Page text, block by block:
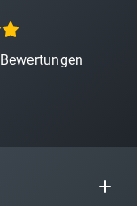
Bewertungen